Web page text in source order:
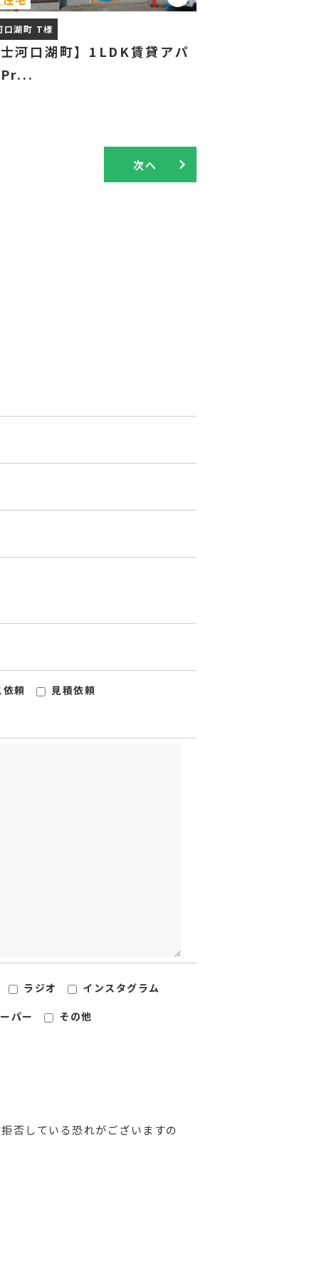
口湖町 T様
河口湖町】1LDK賃貸アパ
次へ
頼 見積依頼
ラジオ
インスタグラム
パー
その他
否している恐れがございますの